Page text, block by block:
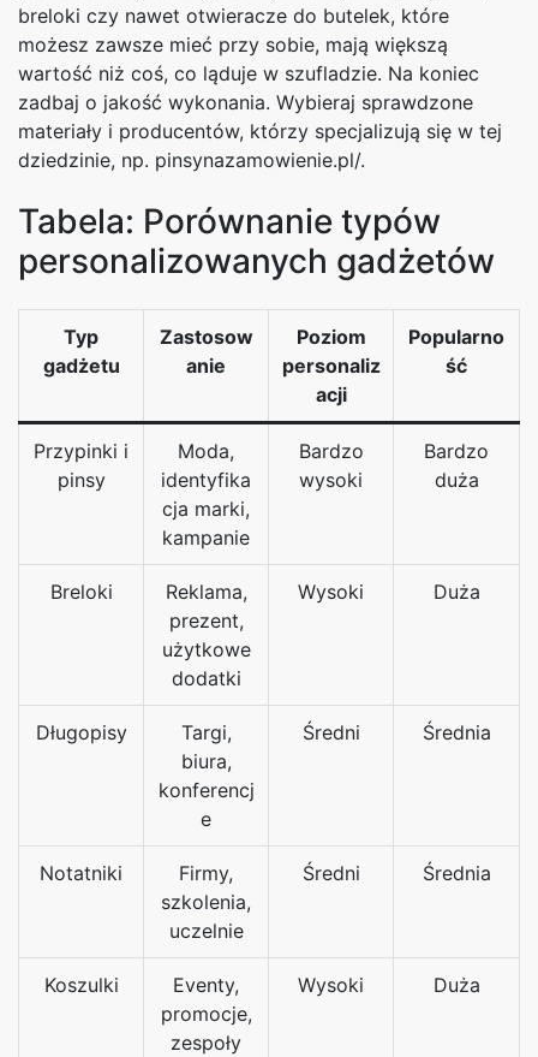
breloki czy nawet otwieracze do butelek, które
możesz zawsze mieć przy sobie, mają większą
wartość niż coś, co ląduje w szufladzie. Na koniec
zadbaj o jakość wykonania. Wybieraj sprawdzone
materiały i producentów, którzy specjalizują się w tej
dziedzinie, np. pinsynazamowienie.pl/.
Tabela: Porównanie typów
personalizowanych gadżetów
Typ
gadżetu
Zastosow
anie
Poziom
personaliz
acji
Popularno
ść
Przypinki i
pinsy
Moda,
identyfika
cja marki,
kampanie
Bardzo
wysoki
Bardzo
duża
Breloki
Reklama,
prezent,
użytkowe
dodatki
Wysoki Duża
Długopisy
Targi,
biura,
konferencj
e
Średni Średnia
Notatniki
Firmy,
szkolenia,
uczelnie
Średni Średnia
Koszulki
Eventy,
promocje,
zespoły
Wysoki Duża